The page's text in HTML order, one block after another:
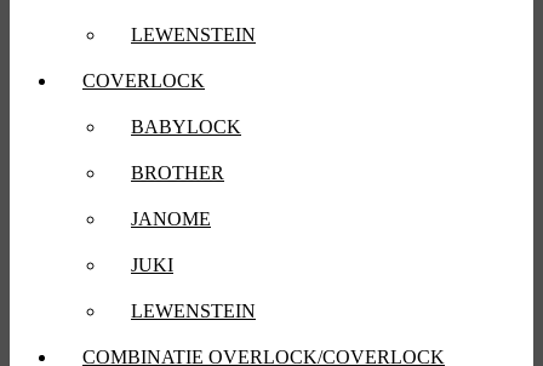
LEWENSTEIN
COVERLOCK
BABYLOCK
BROTHER
JANOME
JUKI
LEWENSTEIN
COMBINATIE OVERLOCK/COVERLOCK